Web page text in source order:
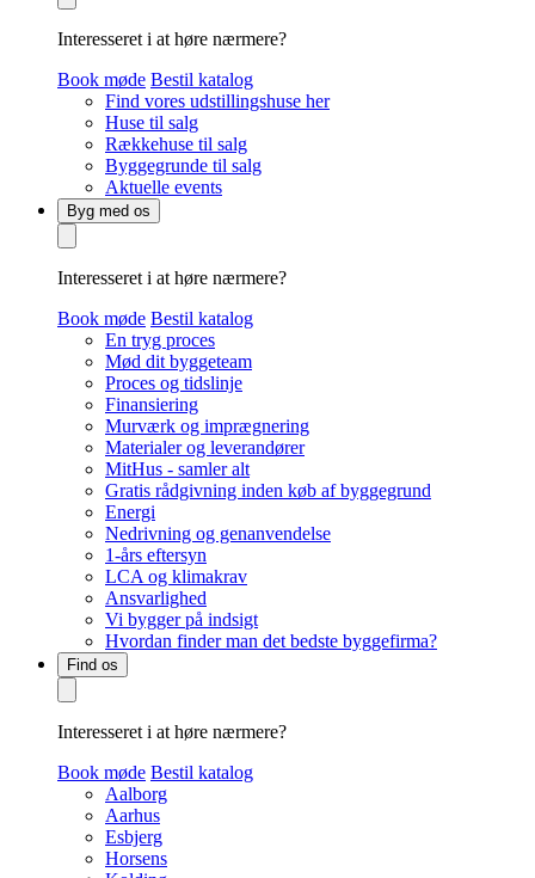
Interesseret i at høre nærmere?
Book møde Bestil katalog
Find vores udstillingshuse her
Huse til salg
Rækkehuse til salg
Byggegrunde til salg
Aktuelle events
Byg med os
Interesseret i at høre nærmere?
Book møde Bestil katalog
En tryg proces
Mød dit byggeteam
Proces og tidslinje
Finansiering
Murværk og imprægnering
Materialer og leverandører
MitHus - samler alt
Gratis rådgivning inden køb af byggegrund
Energi
Nedrivning og genanvendelse
1-års eftersyn
LCA og klimakrav
Ansvarlighed
Vi bygger på indsigt
Hvordan finder man det bedste byggefirma?
Find os
Interesseret i at høre nærmere?
Book møde Bestil katalog
Aalborg
Aarhus
Esbjerg
Horsens